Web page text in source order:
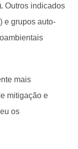
Outros indicados
e grupos auto-
mais
mitigação e
os